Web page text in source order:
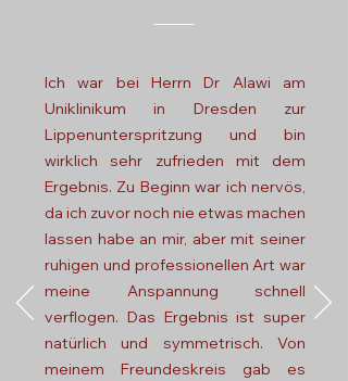
Ich war bei Herrn Dr Alawi am
Uniklinikum in Dresden zur
Lippenunterspritzung und bin
wirklich sehr zufrieden mit dem
Ergebnis. Zu Beginn war ich nervös,
da ich zuvor noch nie etwas machen
lassen habe an mir, aber mit seiner
ruhigen und professionellen Art war
meine Anspannung schnell
verflogen. Das Ergebnis ist super
natürlich und symmetrisch. Von
meinem Freundeskreis gab es